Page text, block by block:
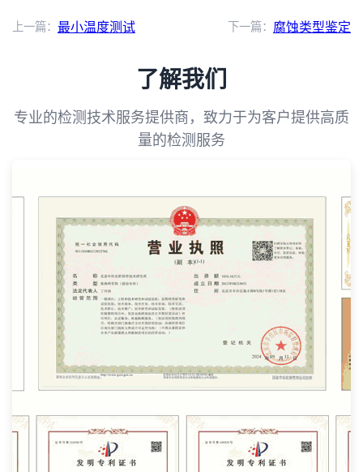
上一篇： 最小温度测试 下一篇： 腐蚀类型鉴定
了解我们
专业的检测技术服务提供商，致力于为客户提供高质
量的检测服务